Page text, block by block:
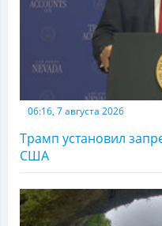
06:16, 7 августа 2026
Трамп установил
США